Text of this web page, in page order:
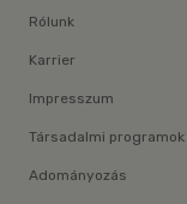
Rólunk
Karrier
Impresszum
Társadalmi programok
Adományozás